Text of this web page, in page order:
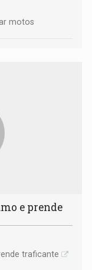
motos
e prende
traficante